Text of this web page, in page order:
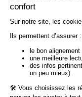
Politique de
Politique cookies
Politique réseaux
CGV